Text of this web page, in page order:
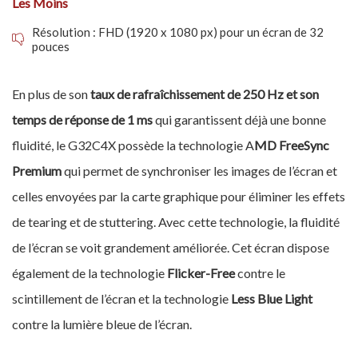
Les Moins
Résolution : FHD (1920 x 1080 px) pour un écran de 32
pouces
En plus de sontaux de rafraîchissement de 250 Hz et son
temps de réponse de 1 msqui garantissent déjà une bonne
fluidité, le G32C4X possède la technologie AMD FreeSync
Premiumqui permet de synchroniser les images de l’écran et
celles envoyées par la carte graphique pour éliminer les effets
de tearing et de stuttering. Avec cette technologie, la fluidité
de l’écran se voit grandement améliorée. Cet écran dispose
également de la technologie Flicker-Freecontre le
scintillement de l’écran et la technologie Less Blue Light
contre la lumière bleue de l’écran.